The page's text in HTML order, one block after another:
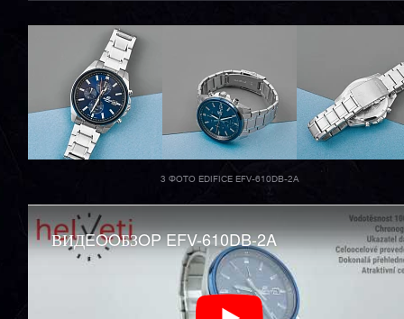
3 ФОТО EDIFICE EFV-610DB-2A
ВИДEOOБЗOP EFV-610DB-2A